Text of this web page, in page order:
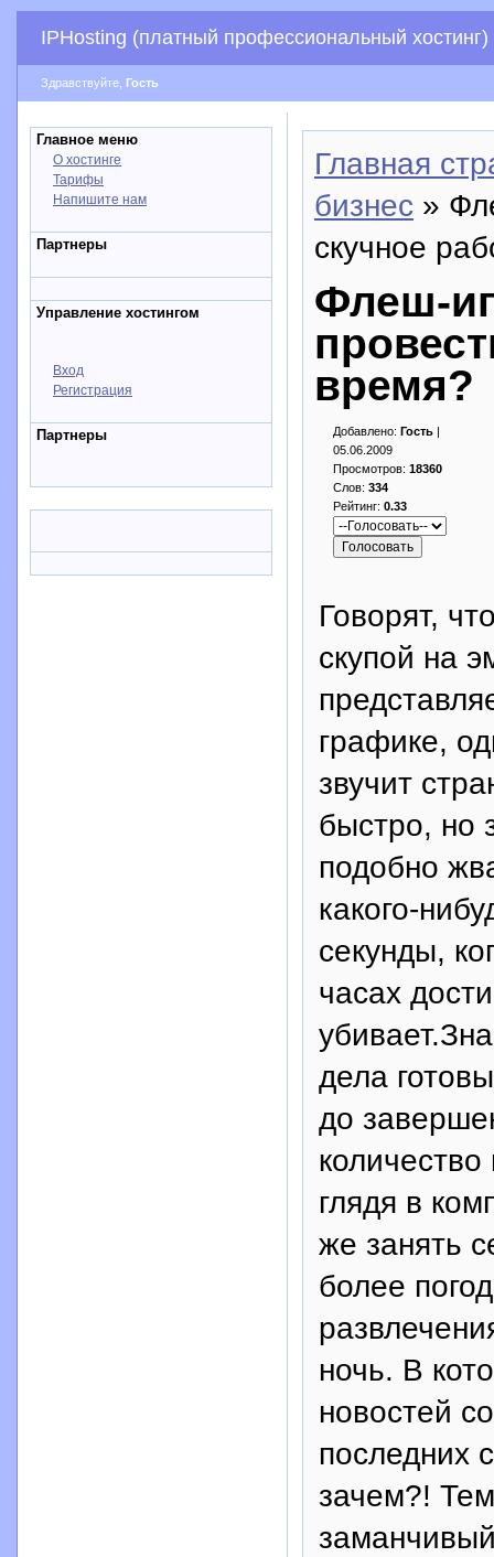
IPHosting (платный профессиональный хостинг)
Здравствуйте, Гость
Главное меню
О хостинге
Тарифы
Напишите нам
Партнеры
Управление хостингом
Вход
Регистрация
Партнеры
Главная
бизнес »
скучное
Флеш-
время?
Добавлено: Гость |
05.06.2009
Просмотров: 18360
Слов: 334
Рейтинг: 0.33
Говорят,
скупой на
графике,
звучит
быстро, но
подобно
какого-
секунды,
часах
дела
до
глядя в
же занять
более
ночь. В
новостей
последних
зачем?!